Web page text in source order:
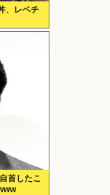
、レベチ
首したこ